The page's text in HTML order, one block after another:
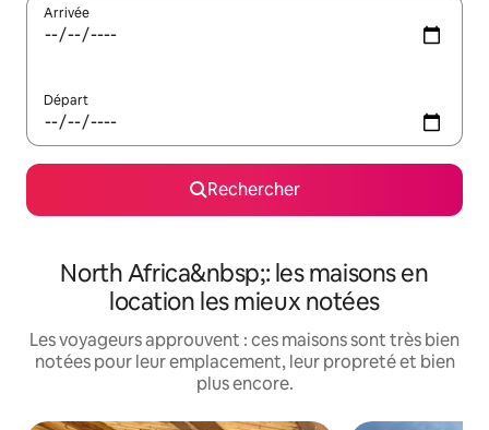
Arrivée
Départ
Rechercher
North Africa&nbsp;: les maisons en
location les mieux notées
Les voyageurs approuvent : ces maisons sont très bien
notées pour leur emplacement, leur propreté et bien
plus encore.